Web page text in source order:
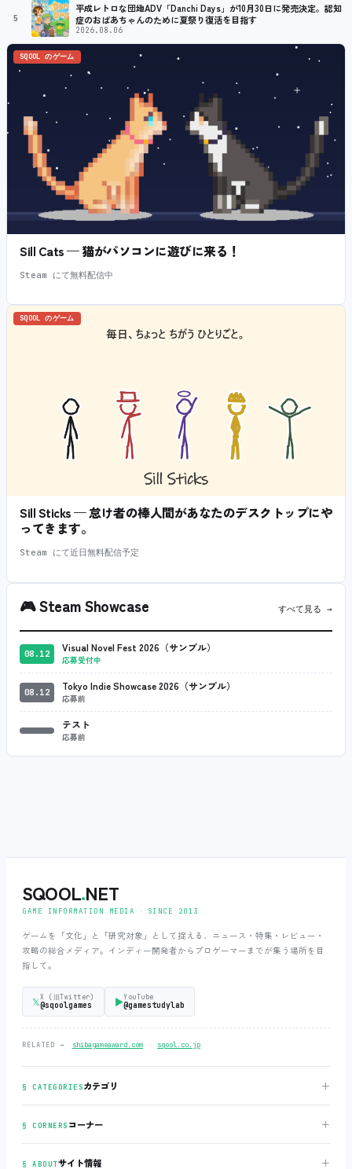
5
平成レトロな団地ADV「Danchi Days」が10月30日に発売決定。認知
症のおばあちゃんのために夏祭り復活を目指す
2026.08.06
SQOOL のゲーム
Sill Cats — 猫がパソコンに遊びに来る！
Steam にて無料配信中
SQOOL のゲーム
Sill Sticks — 怠け者の棒人間があなたのデスクトップにや
ってきます。
Steam にて近日無料配信予定
🎮Steam Showcase すべて見る →
08.12 Visual Novel Fest 2026（サンプル）
応募受付中
08.12 Tokyo Indie Showcase 2026（サンプル）
応募前
テスト
応募前
SQOOL.NET
GAME INFORMATION MEDIA ‧ SINCE 2013
ゲームを「文化」と「研究対象」として捉える、ニュース・特集・レビュー・
攻略の総合メディア。インディー開発者からプロゲーマーまでが集う場所を目
指して。
𝕏X (旧Twitter)
@sqoolgames ▶YouTube
@gamestudylab
RELATED → shibagameaward.com ‧ sqool.co.jp
§ CATEGORIESカテゴリ ＋
§ CORNERS コーナー ＋
§ ABOUTサイト情報 ＋